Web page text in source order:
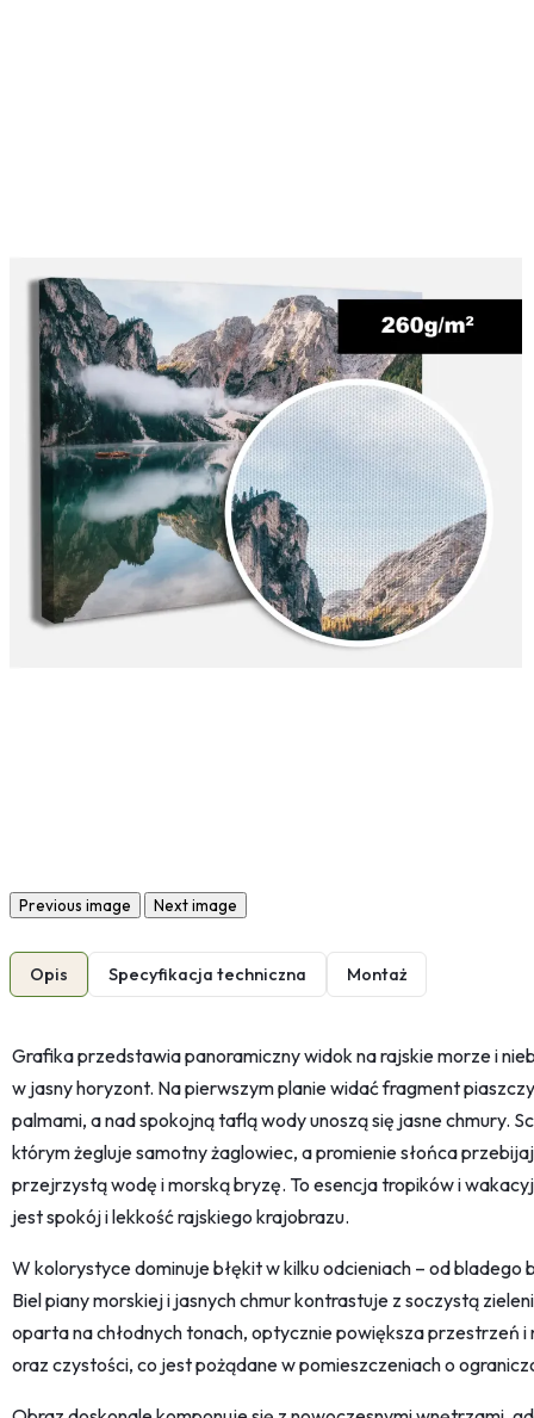
Previous image Next image
Opis Specyfikacja techniczna Montaż
Grafika przedstawia panoramiczny widok na rajskie morze i
w jasny horyzont. Na pierwszym planie widać fragment
palmami, a nad spokojną taflą wody unoszą się jasne chmury.
którym żegluje samotny żaglowiec, a promienie słońca
przejrzystą wodę i morską bryzę. To esencja tropików i
jest spokój i lekkość rajskiego krajobrazu.
W kolorystyce dominuje błękit w kilku odcieniach – od bladego
Biel piany morskiej i jasnych chmur kontrastuje z soczystą
oparta na chłodnych tonach, optycznie powiększa przestrzeń
oraz czystości, co jest pożądane w pomieszczeniach o